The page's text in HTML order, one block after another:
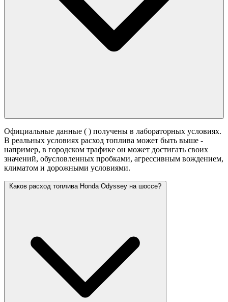
Официальные данные ( ) получены в лабораторных условиях.
В реальных условиях расход топлива может быть выше -
например, в городском трафике он может достигать своих
значений, обусловленных пробками, агрессивным вождением,
климатом и дорожными условиями.
Каков расход топлива Honda Odyssey на шоссе?